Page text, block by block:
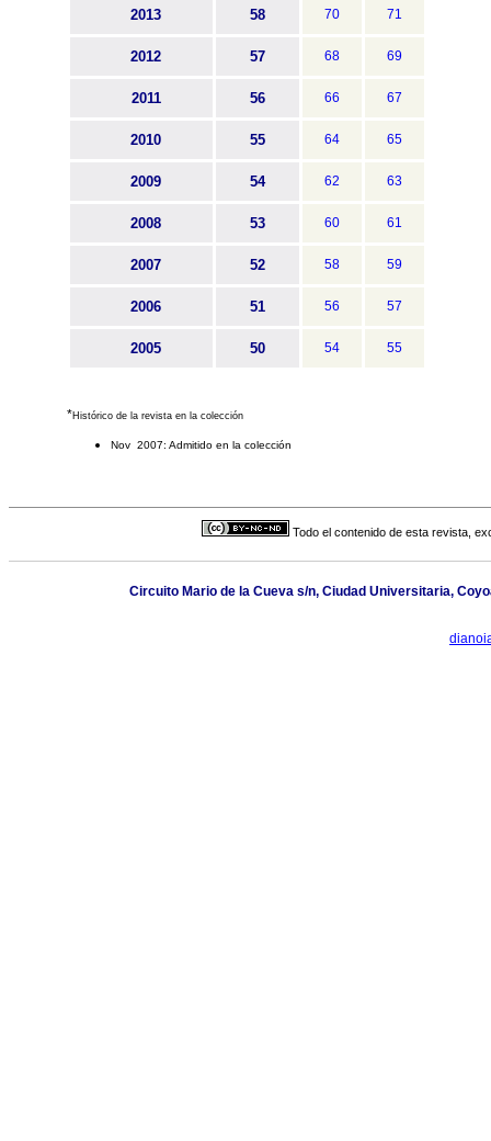
2013 58 70 71
2012 57 68 69
2011 56 66 67
2010 55 64 65
2009 54 62 63
2008 53 60 61
2007 52 58 59
2006 51 56 57
2005 50 54 55
*Histórico de la revista en la colección
Nov 2007: Admitido en la colección
Todo el contenido de esta revista,
Circuito Mario de la Cueva s/n, Ciudad Universitaria,